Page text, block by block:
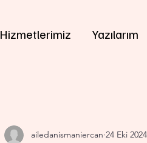
Hizmetlerimiz Yazılarım
ailedanismaniercan 24 Eki 2024